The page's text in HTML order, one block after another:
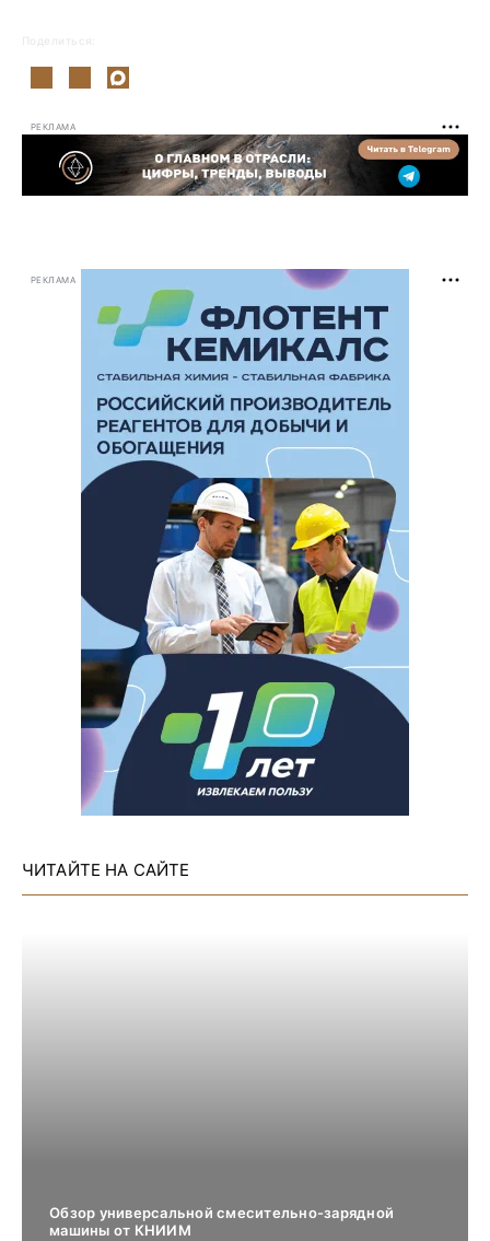
Поделиться:
РЕКЛАМА
РЕКЛАМА
ЧИТАЙТЕ НА САЙТЕ
Обзор универсальной смесительно-зарядной
машины от КНИИМ